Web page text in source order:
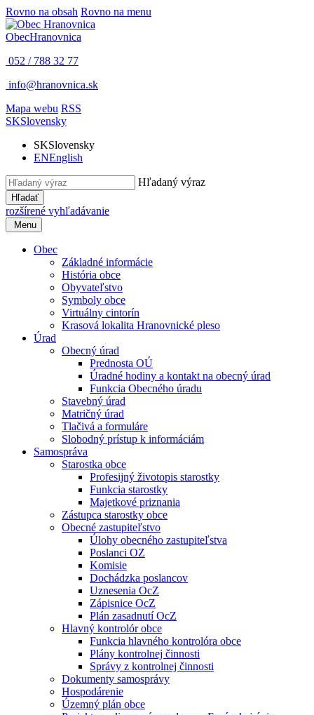
Rovno na obsah Rovno na menu
ObecHranovnica
052 / 788 32 77
info@hranovnica.sk
Mapa webu RSS
SKSlovensky
SKSlovensky
ENEnglish
Hľadaný výraz
Hľadať
rozšírené vyhľadávanie
Menu
Obec
Základné informácie
História obce
Obyvateľstvo
Symboly obce
Virtuálny cintorín
Krasová lokalita Hranovnické pleso
Úrad
Obecný úrad
Prednosta OÚ
Úradné hodiny a kontakt na obecný úrad
Funkcia Obecného úradu
Stavebný úrad
Matričný úrad
Tlačivá a formuláre
Slobodný prístup k informáciám
Samospráva
Starostka obce
Profesijný životopis starostky
Funkcia starostky
Majetkové priznania
Zástupca starostky obce
Obecné zastupiteľstvo
Úlohy obecného zastupiteľstva
Poslanci OZ
Komisie
Dochádzka poslancov
Uznesenia OcZ
Zápisnice OcZ
Plán zasadnutí OcZ
Hlavný kontrolór obce
Funkcia hlavného kontrolóra obce
Plány kontrolnej činnosti
Správy z kontrolnej činnosti
Dokumenty samosprávy
Hospodárenie
Územný plán obce